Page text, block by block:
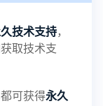
池单位质量
电池的质量
200Wh/L，
技术支持，
取技术支
可获得永久